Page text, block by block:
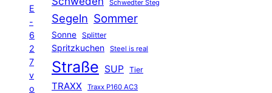
E
-
6
2
7
v
o
Schwedter Steg
Segeln Sommer
Sonne Splitter
Spritzkuchen Steel is real
Straße SUP Tier
TRAXX Traxx P160 AC3